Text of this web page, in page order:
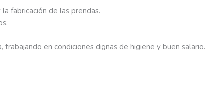
fabricación de las prendas.
en condiciones dignas de higiene y buen salario.